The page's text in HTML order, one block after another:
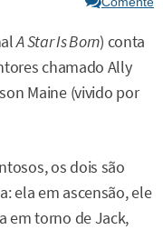
A Star Is Born) conta
chamado Ally
Maine (vivido por
os dois são
ela em ascensão, ele
em torno de Jack,